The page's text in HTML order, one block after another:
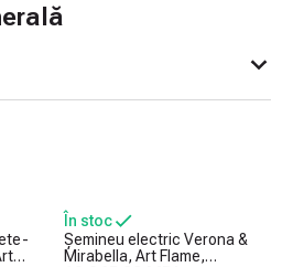
În stoc
Șemineu electric Verona &
Mirabella, Art Flame,